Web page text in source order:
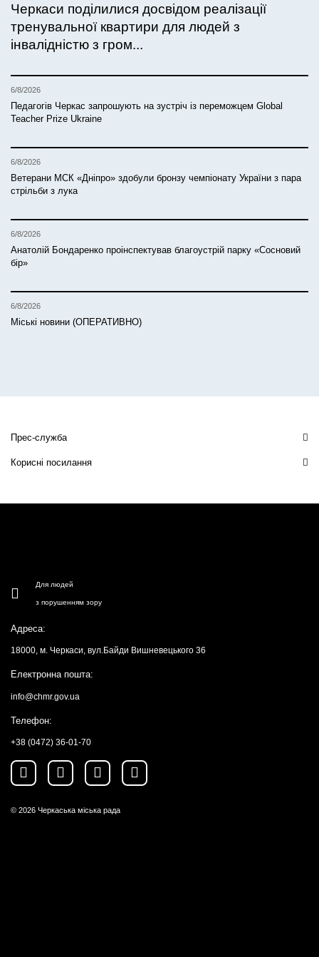
Черкаси поділилися досвідом реалізації
тренувальної квартири для людей з
інвалідністю з гром...
6/8/2026
Педагогів Черкас запрошують на зустріч із переможцем Global
Teacher Prize Ukraine
6/8/2026
Ветерани МСК «Дніпро» здобули бронзу чемпіонату України з пара
стрільби з лука
6/8/2026
Анатолій Бондаренко проінспектував благоустрій парку «Сосновий
бір»
6/8/2026
Міські новини (ОПЕРАТИВНО)
Прес-служба
Корисні посилання
Для людей
з порушенням зору
Адреса:
18000, м. Черкаси, вул.Байди Вишневецького 36
Електронна пошта:
info@chmr.gov.ua
Телефон:
+38 (0472) 36-01-70
© 2026 Черкаська міська рада